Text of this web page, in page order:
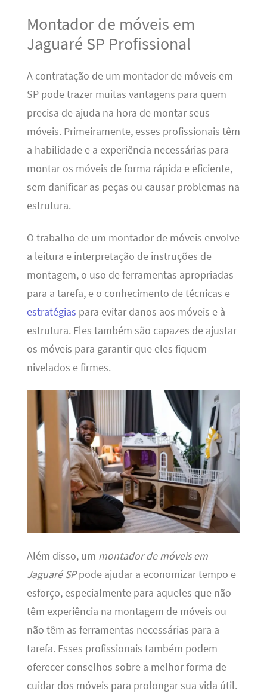
Montador de móveis em
Jaguaré SP Profissional
A contratação de um montador de móveis em
SP pode trazer muitas vantagens para quem
precisa de ajuda na hora de montar seus
móveis. Primeiramente, esses profissionais têm
a habilidade e a experiência necessárias para
montar os móveis de forma rápida e eficiente,
sem danificar as peças ou causar problemas na
estrutura.
O trabalho de um montador de móveis envolve
a leitura e interpretação de instruções de
montagem, o uso de ferramentas apropriadas
para a tarefa, e o conhecimento de técnicas e
estratégias para evitar danos aos móveis e à
estrutura. Eles também são capazes de ajustar
os móveis para garantir que eles fiquem
nivelados e firmes.
Além disso, um montador de móveis em
Jaguaré SPpode ajudar a economizar tempo e
esforço, especialmente para aqueles que não
têm experiência na montagem de móveis ou
não têm as ferramentas necessárias para a
tarefa. Esses profissionais também podem
oferecer conselhos sobre a melhor forma de
cuidar dos móveis para prolongar sua vida útil.